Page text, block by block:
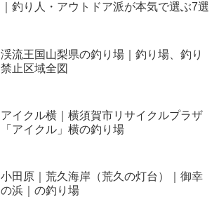
｜釣り人・アウトドア派が本気で選ぶ7選
渓流王国山梨県の釣り場｜釣り場、釣り
禁止区域全図
アイクル横｜横須賀市リサイクルプラザ
「アイクル」横の釣り場
小田原｜荒久海岸（荒久の灯台）｜御幸
の浜｜の釣り場